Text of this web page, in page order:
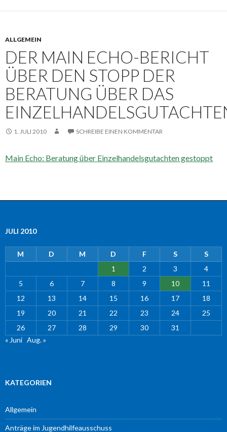
ALLGEMEIN
DER MAIN ECHO-BERICHT
ÜBER DEN STOPP DER
BERATUNG ÜBER DAS
1. JULI 2010 SCHREIBE EINEN KOMMENTAR
Main Echo: Beratung über Einzelhandelsgutachten gestoppt
JULI 2010
M D M D F S
S
1
2 3
4
5
6 7 8 9 10
11
12
13 14 15 16 17
18
19
20 21 22 23 24
25
26
27 28 29 30
31
« Juni Aug. »
KATEGORIEN
Allgemein
Anträge im Jugendhilfeausschuss